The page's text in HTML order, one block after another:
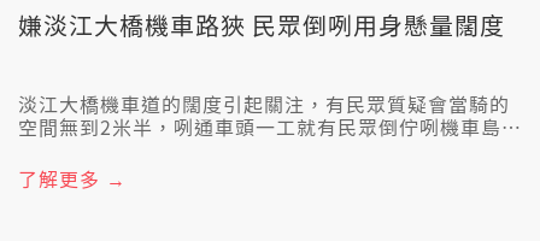
嫌淡江大橋機車路狹 民眾倒咧用身懸量闊度
淡江大橋機車道的闊度引起關注，有民眾質疑會當騎的
空間無到2米半，咧通車頭一工就有民眾倒佇咧機車島頂
為已經違法，著愛食罰單。
了解更多 →